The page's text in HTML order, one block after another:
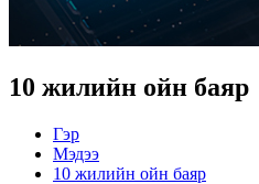
10 жилийн ойн баяр
Гэр
Мэдээ
10 жилийн ойн баяр